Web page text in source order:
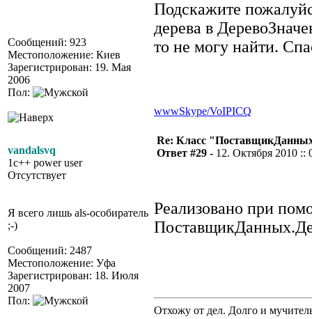
Сообщений: 923
Местоположение: Киев
Зарегистрирован: 19. Мая
2006
Пол:
Подскажите
дерева в
то не могу найти.
wwwSkype/VoIPICQ
vandalsvq
1c++ power user
Отсутствует
Я всего лишь als-особиратель
;-)
Сообщений: 2487
Местоположение: Уфа
Зарегистрирован: 18. Июля
2007
Пол:
Re: Класс
Ответ #29 - 12. Октября 2010 ::
Реализовано при
Отхожу от дел. Долго и